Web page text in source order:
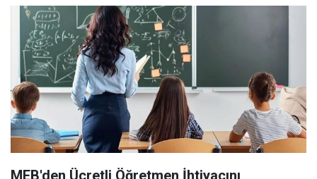
MEB'den Ücretli Öğretmen İhtiyacını